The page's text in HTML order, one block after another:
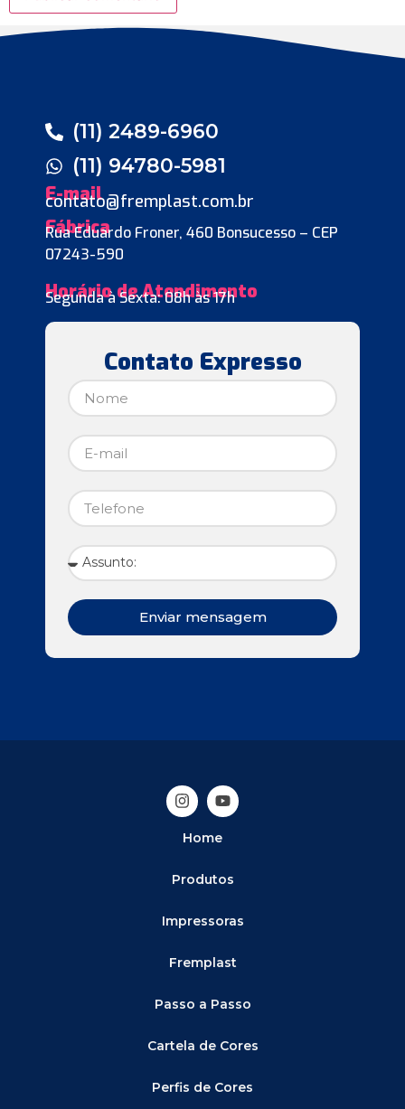
(11) 2489-6960
(11) 94780-5981
E-mail
contato@fremplast.com.br
Fábrica
Rua Eduardo Froner, 460 Bonsucesso – CEP
07243-590
Horário de Atendimento
Segunda à Sexta: 08h às 17h
Contato Expresso
Enviar mensagem
Home
Produtos
Impressoras
Fremplast
Passo a Passo
Cartela de Cores
Perfis de Cores